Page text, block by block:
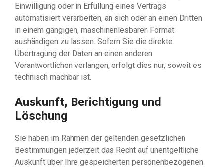
Einwilligung oder in Erfüllung eines Vertrags
automatisiert verarbeiten, an sich oder an einen Dritten
in einem gängigen, maschinenlesbaren Format
aushändigen zu lassen. Sofern Sie die direkte
Übertragung der Daten an einen anderen
Verantwortlichen verlangen, erfolgt dies nur, soweit es
technisch machbar ist.
Auskunft, Berichtigung und
Löschung
Sie haben im Rahmen der geltenden gesetzlichen
Bestimmungen jederzeit das Recht auf unentgeltliche
Auskunft über Ihre gespeicherten personenbezogenen